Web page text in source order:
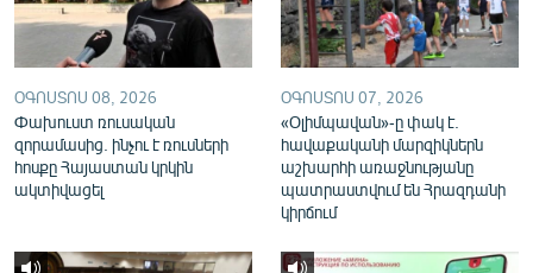
ՀԵՏԵՎԵՔ ՄԵԶ
«Ազատության» բոլոր կայքերը
ՕԳՈՍՏՈՍ 08, 2026
Փախուստ ռուսական
զորամասից. ինչու է ռուսների
հոսքը Հայաստան կրկին
ակտիվացել
ՕԳՈՍՏՈՍ 07, 2026
«Օլիմպավան»-ը փակ է.
հավաքականի մարզիկներն
աշխարհի առաջնությանը
պատրաստվում են Հրազդանի
կիրճում